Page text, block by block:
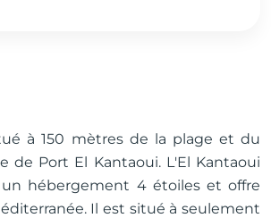
à 150 mètres de la plage et du
de Port El Kantaoui. L'El Kantaoui
hébergement 4 étoiles et offre
Il est situé à seulement